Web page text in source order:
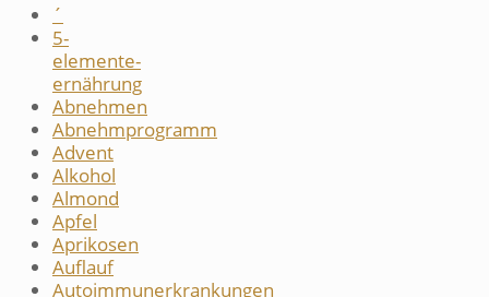
´
5-
elemente-
ernährung
Abnehmen
Abnehmprogramm
Advent
Alkohol
Almond
Apfel
Aprikosen
Auflauf
Autoimmunerkrankungen